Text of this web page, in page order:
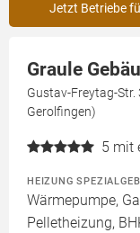
Jetzt Betriebe
Graule
Gustav-Freytag-
Gerolfingen)
5 mit
HEIZUNG
Wärmepumpe,
Pelletheizung,